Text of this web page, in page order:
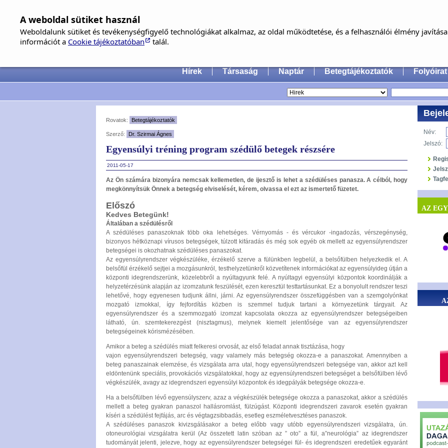
NYAKSEBÉSZ ORVOSOK EGYESÜLETE
Hírek Társaság Naptár Betegtájékoztatók Folyóirat
Rovatok: Betegtájékoztatók
Szerző: Dr. Szirmai Ágnes
Egyensúlyi tréning program szédülő betegek részsére
2011-05-17
Az Ön számára bizonyára nemcsak kellemetlen, de ijesztő is lehet a szédüléses panasza. A célból, hogy
megkönnyítsük Önnek a betegség elviselését, kérem, olvassa el ezt az ismertető füzetet.
Előszó
Kedves Betegünk!
Általában a szédülésről
A szédüléses panaszoknak több oka lehetséges. Vérnyomás - és vércukor -ingadozás, vérszegénység,
bizonyos hétköznapi vírusos betegségek, túlzott kifáradás és még sok egyéb ok mellett az egyensúlyrendszer
betegségei is okozhatnak szédüléses panaszokat.
Az egyensúlyrendszer végkészüléke, érzékelő szerve a fülünkben legbelül, a belsőfülben helyezkedik el. A
belsőfül érzékelő sejtjei a mozgásunkról, testhelyzetünkről közvetítenek információkat az egyensúlyideg útján a
központi idegrendszerünk, közelebbről a nyúltagyunk felé. A nyúltagyi egyensúlyi központok koordinálják a
helyzetérzésünk alapján az izomzatunk feszülését, ezen keresztül testtartásunkat. Ez a bonyolult rendszer teszi
lehetővé, hogy egyenesen tudjunk állni, járni. Az egyensúlyrendszer összefüggésben van a szemgolyónkat
mozgató izmokkal, így fejfordítás közben is szemmel tudjuk tartani a környezetünk tárgyait. Az
egyensúlyrendszer és a szemmozgató izomzat kapcsolata okozza az egyensúlyrendszer betegségeiben
látható, ún. szemtekerezgést (nisztagmus), melynek kiemelt jelentősége van az egyensúlyrendszer
betegségeinek kórismézésében.
Amikor a beteg a szédülés miatt felkeresi orvosát, az első feladat annak tisztázása, hogy
vajon egyensúlyrendszeri betegség, vagy valamely más betegség okozza-e a panaszokat. Amennyiben a
beteg panaszainak elemzése, és vizsgálata arra utal, hogy egyensúlyrendszeri betegsége van, akkor azt kell
eldöntenünk speciális, provokációs vizsgálatokkal, hogy az egyensúlyrendszeri betegséget a belsőfülben lévő
végkészülék, avagy az idegrendszeri egyensúlyi központok és idegpályák betegsége okozza-e.
Ha a belsőfülben lévő egyensúlyszerv, azaz a végkészülék betegsége okozza a panaszokat, akkor a szédülés
mellett a beteg gyakran panaszol hallásromlást, fülzúgást. Központi idegrendszeri zavarok esetén gyakran
kíséri a szédülést fejfájás, arc és végtagzsibbadás, esetleg eszméletvesztéses panaszok.
A szédüléses panaszok kivizsgálásakor a beteg előbb vagy utóbb egyensúlyrendszeri vizsgálatra, ún.
otoneurológiai vizsgálatra kerül (Az összetett latin szóban az ” oto” a fül, a”neurológia” az idegrendszer
tudományát jelenti, jelezve, hogy az egyensúlyrendszer betegségei fül- és idegrendszeri eredetűek egyaránt
Név:
Jelszó:
AZ
A weboldal sütiket használ
Weboldalunk sütiket és tevékenységfigyelő technológiákat alkalmaz, az oldal működtetése, és a felhasználói élmény
információt a Cookie tájékoztatóban talál.